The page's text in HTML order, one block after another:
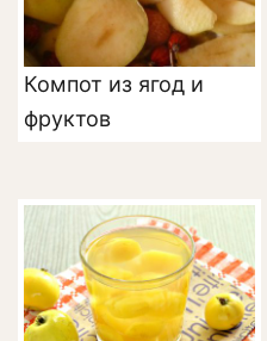
Компот из ягод и
фруктов